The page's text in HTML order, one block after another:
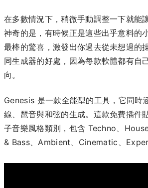
在多數情況下，稍微手動調整一下就能
神奇的是，有時候正是這些出乎意料的
最棒的驚喜，激發出你過去從未想過的
同生成器的好處，因為每款軟體都有自
向。
Genesis 是一款全能型的工具，它同時
線、琶音與和弦的生成。這款免費插件
子音樂風格類別，包含 Techno、
& Bass、Ambient、Cinematic、